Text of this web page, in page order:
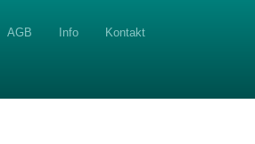
AGB Info Kontakt